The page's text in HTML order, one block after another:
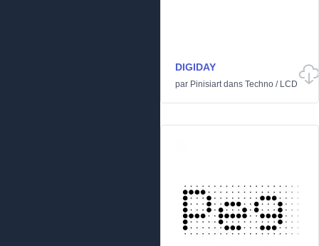
DIGIDAY
par Pinisiartdans Techno / LCD